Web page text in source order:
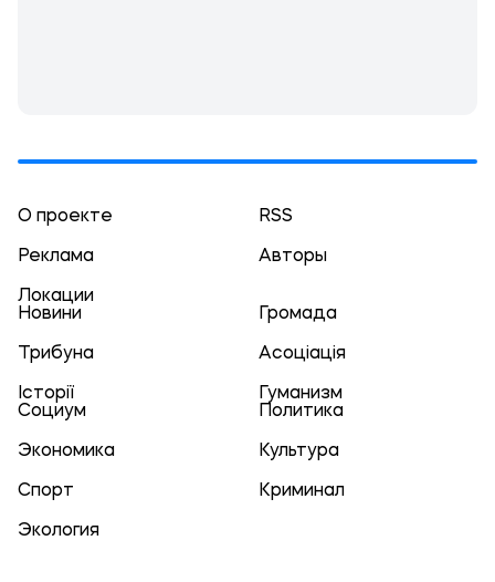
О проекте RSS
Реклама Авторы
Локации
Новини
Громада
Трибуна Асоціація
Історії
Гуманизм
Социум
Политика
Экономика Культура
Спорт Криминал
Экология